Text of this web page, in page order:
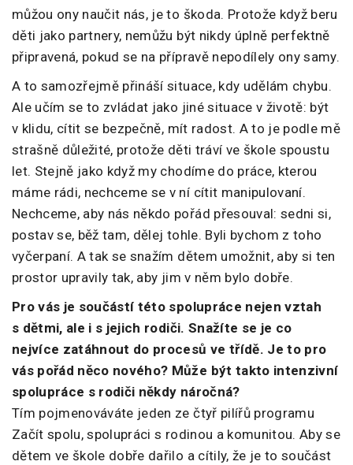
můžou ony naučit nás, je to škoda. Protože když beru
děti jako partnery, nemůžu být nikdy úplně perfektně
připravená, pokud se na přípravě nepodílely ony samy.
A to samozřejmě přináší situace, kdy udělám chybu.
Ale učím se to zvládat jako jiné situace v životě: být
v klidu, cítit se bezpečně, mít radost. A to je podle mě
strašně důležité, protože děti tráví ve škole spoustu
let. Stejně jako když my chodíme do práce, kterou
máme rádi, nechceme se v ní cítit manipulovaní.
Nechceme, aby nás někdo pořád přesouval: sedni si,
postav se, běž tam, dělej tohle. Byli bychom z toho
vyčerpaní. A tak se snažím dětem umožnit, aby si ten
prostor upravily tak, aby jim v něm bylo dobře.
Pro vás je součástí této spolupráce nejen vztah
s dětmi, ale i s jejich rodiči. Snažíte se je co
nejvíce zatáhnout do procesů ve třídě. Je to pro
vás pořád něco nového? Může být takto intenzivní
spolupráce s rodiči někdy náročná?
Tím pojmenováváte jeden ze čtyř pilířů programu
Začít spolu, spolupráci s rodinou a komunitou. Aby se
dětem ve škole dobře dařilo a cítily, že je to součást